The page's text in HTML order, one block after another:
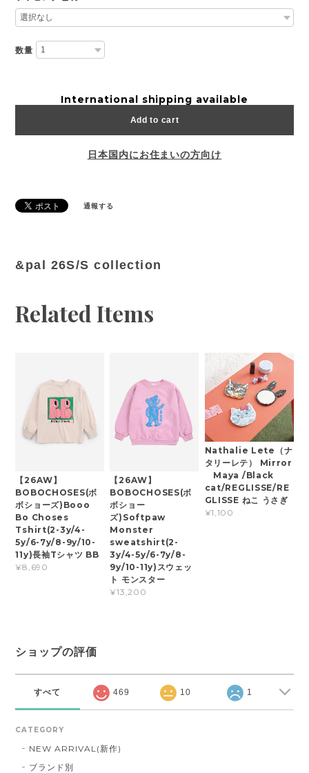
数量
International shipping available
Add to cart
日本国内にお住まいの方向け
通報する
&pal 26S/S collection
Related Items
【26AW】
BOBOCHOSES(ボ
ボショーズ)Booo
Bo Choses
Tshirt(2-3y/4-
5y/6-7y/8-9y/10-
11y)長袖Tシャツ BB
¥8,690
【26AW】
BOBOCHOSES(ボ
ボショー
ズ)Softpaw
Monster
sweatshirt(2-
3y/4-5y/6-7y/8-
9y/10-11y)スウェッ
ト モンスター
¥13,200
Nathalie Lete（ナ
タリーレテ） Mirror
Maya /Black
cat/REGLISSE/RE
GLISSE ねこ うさぎ
¥1,100
ショップの評価
すべて 469 10 1
CATEGORY
NEW ARRIVAL(新作)
ブランド別